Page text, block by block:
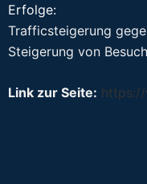
Erfolge:
Trafficsteigerung
Steigerung von
Link zur Seite: